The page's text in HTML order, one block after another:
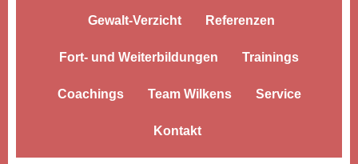
Gewalt-Verzicht Referenzen
Fort- und Weiterbildungen Trainings
Coachings Team Wilkens Service
Kontakt